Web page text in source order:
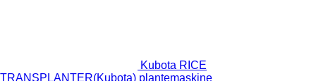
Kubota RICE
TRANSPLANTER(Kubota) plantemaskine